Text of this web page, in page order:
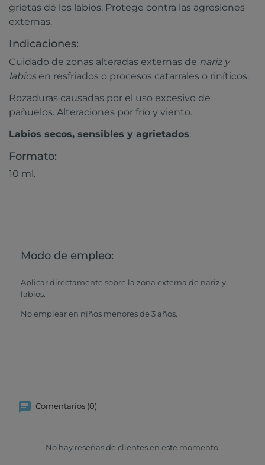
grietas de los labios. Protege contra las agresiones
externas.
Indicaciones:
Cuidado de zonas alteradas externas de nariz y
labiosen resfriados o procesos catarrales o riníticos.
Rozaduras causadas por el uso excesivo de
pañuelos. Alteraciones por frío y viento.
Labios secos, sensibles y agrietados.
Formato:
10 ml.
Modo de empleo:
Aplicar directamente sobre la zona externa de nariz y
labios.
No emplear en niños menores de 3 años.
Comentarios (0)
No hay reseñas de clientes en este momento.